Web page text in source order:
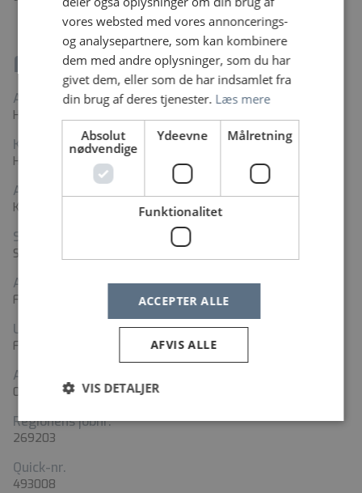
Fakta
Arbejdssted
Hvidovre Hospital
Kontaktperson
Helle Susanne Hansen
Adresse
Kettegård Alle 30, 2650 Hvidovre
Stillingstyper
Social- og sundhedsassistent
Ansættelsesform
Fast ansættelse
Ugentlig arbejdstid
Fuld tid
Ansættelsens start
01-09-2026
Regionens jobnr.
269203
Quick-nr.
493008
vores websted med vores annoncerings-
og analysepartnere, som kan kombinere
dem med andre oplysninger, som du har
givet dem, eller som de har indsamlet fra
din brug af deres tjenester. Læs mere
Absolut
nødvendige
Ydeevne Målretning
Funktionalitet
ACCEPTER ALLE
AFVIS ALLE
VIS DETALJER